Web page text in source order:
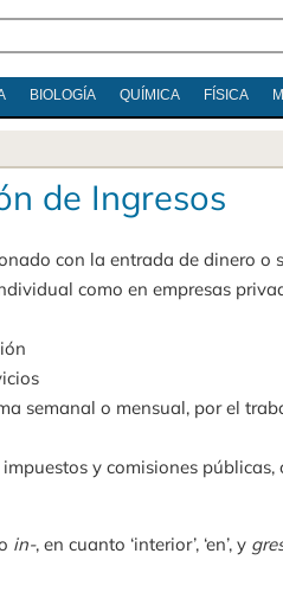
BIOLOGÍA QUÍMICA FÍSICA
de Ingresos
con la entrada de dinero o
como en empresas
semanal o mensual, por el
y comisiones
in-, en cuanto ‘interior’, ‘en’, y